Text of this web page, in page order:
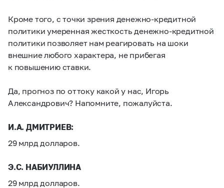
Кроме того, с точки зрения денежно-кредитной
политики умеренная жесткость денежно-кредитной
политики позволяет нам реагировать на шоки
внешние любого характера, не прибегая
к повышению ставки.
Да, прогноз по оттоку какой у нас, Игорь
Александрович? Напомните, пожалуйста.
И.А. ДМИТРИЕВ:
29 млрд долларов.
Э.С. НАБИУЛЛИНА
29 млрд долларов.